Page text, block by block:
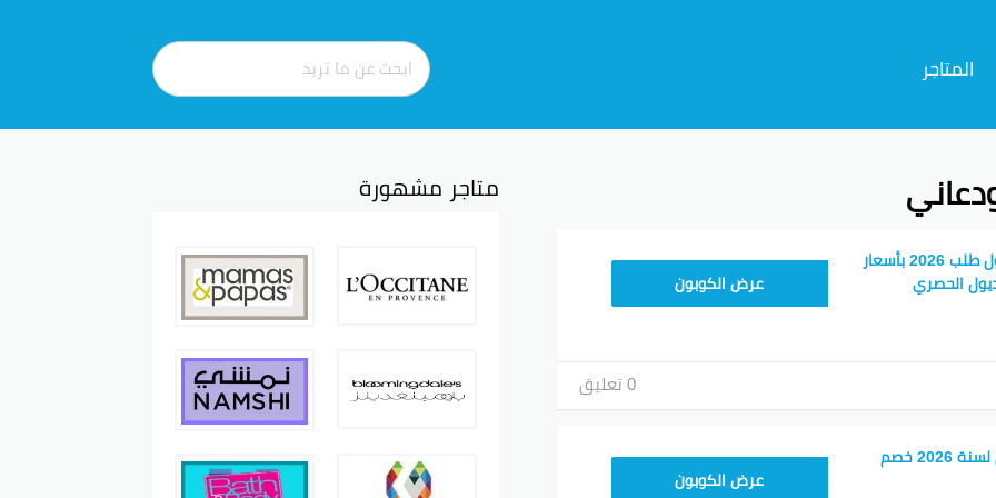
المتاجر
كود خصم ترينديول اول طلب 2026 بأسعار
الحصري
عرض الكوبون
0 تعليق
كوبون خصم ترينديول لسنة 2026 خصم
عرض الكوبون
متاجر مشهورة